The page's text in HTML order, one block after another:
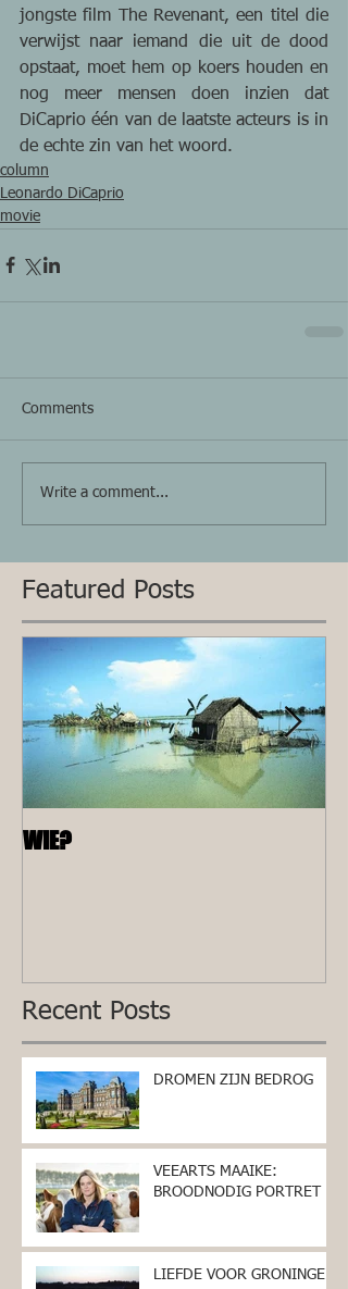
Featured Posts
Recent Posts
jongste film The Revenant, een titel die
verwijst naar iemand die uit de dood
opstaat, moet hem op koers houden en
nog meer mensen doen inzien dat
DiCaprio één van de laatste acteurs is in
de echte zin van het woord.
column
Leonardo DiCaprio
movie
Comments
Write a comment...
WIE?
DROMEN ZIJN BEDROG
VEEARTS MAAIKE:
BROODNODIG PORTRET
LIEFDE VOOR GRONINGEN